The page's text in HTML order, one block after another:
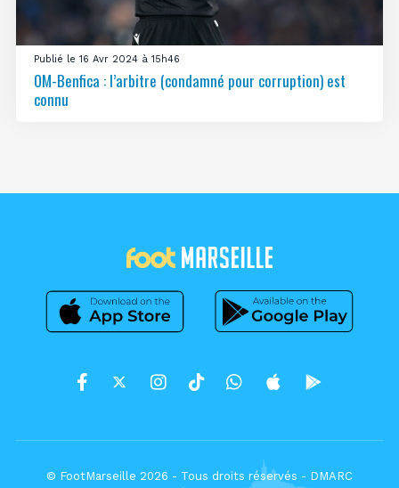
Publié le 16 Avr 2024 à 15h46
OM-Benfica : l’arbitre (condamné pour corruption) est
connu
© FootMarseille 2026 - Tous droits réservés - DMARC